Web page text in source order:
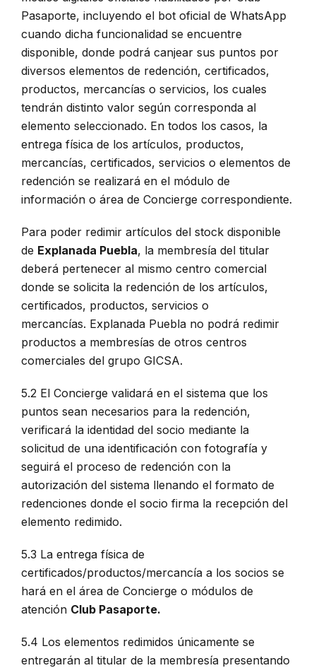
Pasaporte, incluyendo el bot oficial de WhatsApp
cuando dicha funcionalidad se encuentre
disponible, donde podrá canjear sus puntos por
diversos elementos de redención, certificados,
productos, mercancías o servicios, los cuales
tendrán distinto valor según corresponda al
elemento seleccionado. En todos los casos, la
entrega física de los artículos, productos,
mercancías, certificados, servicios o elementos de
redención se realizará en el módulo de
información o área de Concierge correspondiente.
Para poder redimir artículos del stock disponible
de Explanada Puebla, la membresía del titular
deberá pertenecer al mismo centro comercial
donde se solicita la redención de los artículos,
certificados, productos, servicios o
mercancías. Explanada Puebla no podrá redimir
productos a membresías de otros centros
comerciales del grupo GICSA.
5.2 El Concierge validará en el sistema que los
puntos sean necesarios para la redención,
verificará la identidad del socio mediante la
solicitud de una identificación con fotografía y
seguirá el proceso de redención con la
autorización del sistema llenando el formato de
redenciones donde el socio firma la recepción del
elemento redimido.
5.3 La entrega física de
certificados/productos/mercancía a los socios se
hará en el área de Concierge o módulos de
atención Club Pasaporte.
5.4 Los elementos redimidos únicamente se
entregarán al titular de la membresía presentando